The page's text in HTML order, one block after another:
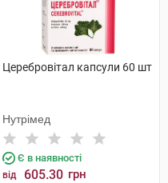
Церебровітал капсули 60 шт
Нутрімед
Є в наявності
від 605.30 грн